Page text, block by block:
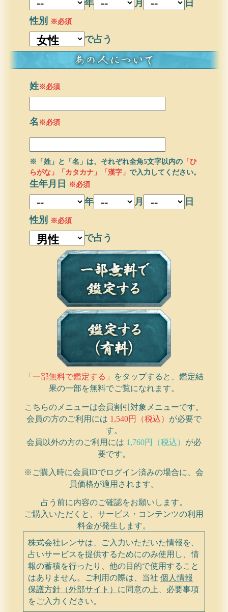
年 月
日
性別
※必須
で占う
姓※必須
名 ※必須
※「姓」と「名」は、それぞれ全角5文字以内の 「ひ
らがな」「カタカナ」「漢字」で入力してください。
生年月日 ※必須
年 月
日
性別
※必須
で占う
「一部無料で鑑定する」
をタップすると、鑑定結
果の一部を無料でご覧になれます。
こちらのメニューは会員割引対象メニューです。
会員の方のご利用には 1,540円（税込） が必要で
す。
会員以外の方のご利用には 1,760円（税込） が必
要です。
※ご購入時に会員IDでログイン済みの場合に、会
員価格が適用されます。
占う前に内容のご確認をお願いします。
ご購入いただくと、サービス・コンテンツの利用
料金が発生します。
株式会社レンサは、ご入力いただいた情報を、
占いサービスを提供するためにのみ使用し、情
報の蓄積を行ったり、他の目的で使用すること
はありません。ご利用の際は、当社 個人情報
保護方針（外部サイト） に同意の上、必要事項
をご入力ください。